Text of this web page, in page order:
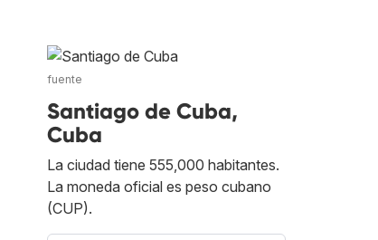
fuente
Santiago de Cuba,
Cuba
La ciudad tiene 555,000 habitantes.
La moneda oficial es peso cubano
(CUP).